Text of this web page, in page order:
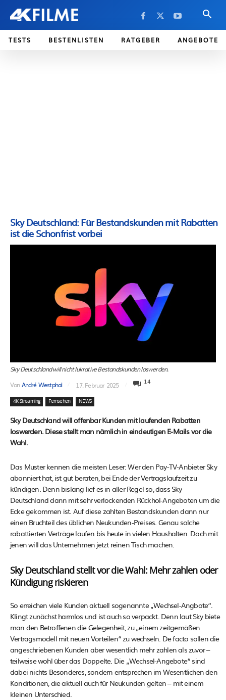
TESTS BESTENLISTEN RATGEBER ANGEBOTE
Sky Deutschland: Für Bestandskunden mit Rabatten
ist die Schonfrist vorbei
Sky Deutschland will nicht lukrative Bestandskunden loswerden.
VonAndré Westphal 17. Februar 2025 14
4K Streaming Fernsehen NEWS
Sky Deutschland will offenbar Kunden mit laufenden Rabatten
loswerden. Diese stellt man nämlich in eindeutigen E-Mails vor die
Wahl.
Das Muster kennen die meisten Leser: Wer den Pay-TV-Anbieter Sky
abonniert hat, ist gut beraten, bei Ende der Vertragslaufzeit zu
kündigen. Denn bislang lief es in aller Regel so, dass Sky
Deutschland dann mit sehr verlockenden Rückhol-Angeboten um die
Ecke gekommen ist. Auf diese zahlten Bestandskunden dann nur
einen Bruchteil des üblichen Neukunden-Preises. Genau solche
rabattierten Verträge laufen bis heute in vielen Haushalten. Doch mit
jenen will das Unternehmen jetzt reinen Tisch machen.
Sky Deutschland stellt vor die Wahl: Mehr zahlen oder
Kündigung riskieren
So erreichen viele Kunden aktuell sogenannte „Wechsel-Angbote“.
Klingt zunächst harmlos und ist auch so verpackt. Denn laut Sky biete
man den Betroffenen die Gelegenheit, zu „einem zeitgemäßen
Vertragsmodell mit neuen Vorteilen“ zu wechseln. De facto sollen die
angeschriebenen Kunden aber wesentlich mehr zahlen als zuvor –
teilweise wohl über das Doppelte. Die „Wechsel-Angebote“ sind
dabei nichts Besonderes, sondern entsprechen im Wesentlichen den
Konditionen, die aktuell auch für Neukunden gelten – mit einem
kleinen Unterschied.